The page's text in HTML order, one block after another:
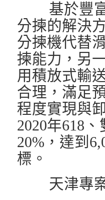
基於豐
分揀的解決
分揀機代替
揀能力，另
用積放式輸
合理，滿足
程度實現與
2020年618
20%，達到
標。
天津專